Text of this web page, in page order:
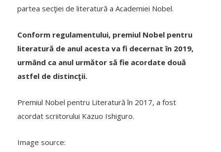
partea secţiei de literatură a Academiei Nobel.
Conform regulamentului, premiul Nobel pentru
literatură de anul acesta va fi decernat în 2019,
urmând ca anul următor să fie acordate două
astfel de distincţii.
Premiul Nobel pentru Literatură în 2017, a fost
acordat scriitorului Kazuo Ishiguro.
Image source: